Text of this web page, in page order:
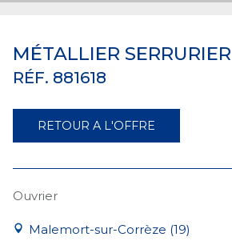
MÉTALLIER
RÉF. 881618
RETOUR A L'OFFRE
Ouvrier
Malemort-sur-Corrèze (19)